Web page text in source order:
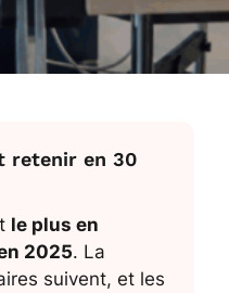
retenir en 30
le plus en
2025. La
suivent, et les